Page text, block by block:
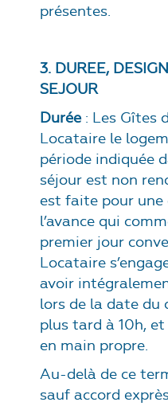
présentes.
3. DUREE,
SEJOUR
Durée: Les Gîtes
Locataire le
période indiquée
séjour est non
est faite pour une
l’avance qui
premier jour
Locataire
avoir
lors de la date du
plus tard à10h,
en main propre.
Au-delà de ce
sauf accord